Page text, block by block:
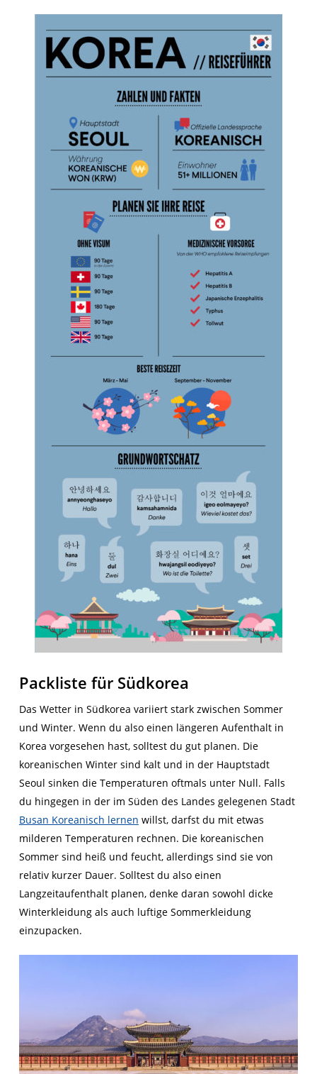
Packliste für Südkorea
Das Wetter in Südkorea variiert stark zwischen Sommer
und Winter. Wenn du also einen längeren Aufenthalt in
Korea vorgesehen hast, solltest du gut planen. Die
koreanischen Winter sind kalt und in der Hauptstadt
Seoul sinken die Temperaturen oftmals unter Null. Falls
du hingegen in der im Süden des Landes gelegenen Stadt
Busan Koreanisch lernen willst, darfst du mit etwas
milderen Temperaturen rechnen. Die koreanischen
Sommer sind heiß und feucht, allerdings sind sie von
relativ kurzer Dauer. Solltest du also einen
Langzeitaufenthalt planen, denke daran sowohl dicke
Winterkleidung als auch luftige Sommerkleidung
einzupacken.